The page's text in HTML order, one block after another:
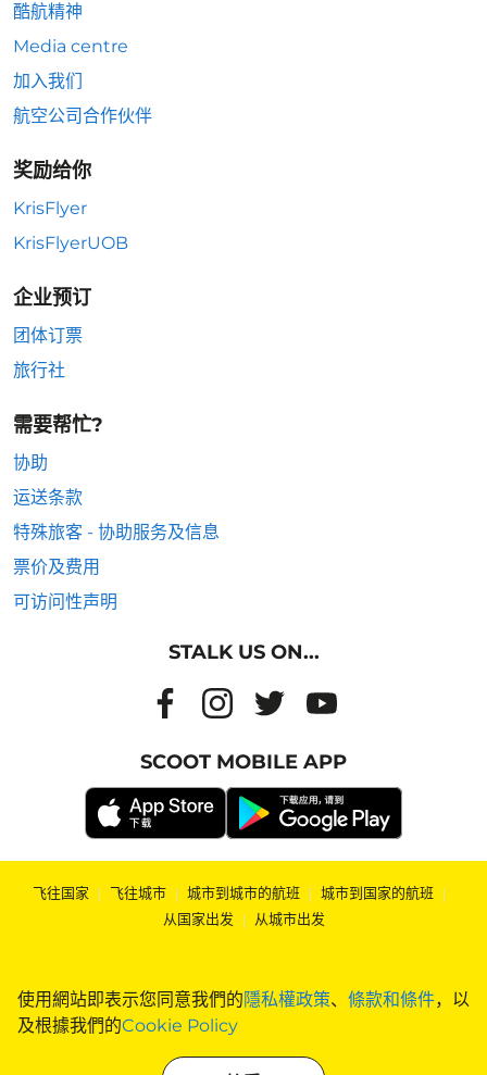
使用網站即表示您同意我們的隱私權政策、 條款和條件，以
及根據我們的Cookie Policy
酷航精神
Media centre
加入我们
航空公司合作伙伴
奖励给你
KrisFlyer
KrisFlyerUOB
企业预订
团体订票
旅行社
需要帮忙?
协助
运送条款
特殊旅客 - 协助服务及信息
票价及费用
可访问性声明
STALK US ON...
SCOOT MOBILE APP
飞往国家 | 飞往城市 | 城市到城市的航班 | 城市到国家的航班 |
从国家出发 | 从城市出发